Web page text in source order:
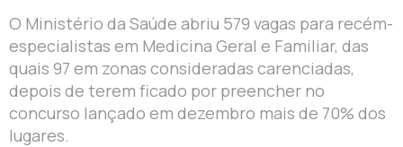
O Ministério da Saúde abriu 579 vagas para recém-
especialistas em Medicina Geral e Familiar, das
quais 97 em zonas consideradas carenciadas,
depois de terem ficado por preencher no
concurso lançado em dezembro mais de 70% dos
lugares.